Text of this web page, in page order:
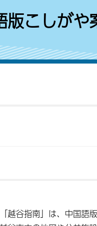
こしがや
「越谷指南」は、中国語版